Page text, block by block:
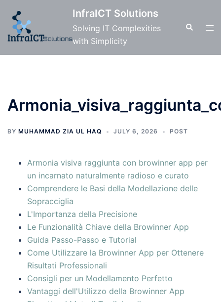
content
InfraICT Solutions
Solving IT Complexities
with Simplicity
Search
BY MUHAMMAD ZIA UL HAQ JULY 6, 2026 POST
Armonia visiva raggiunta con browinner app per
un incarnato naturalmente radioso e curato
Comprendere le Basi della Modellazione delle
Sopracciglia
L'Importanza della Precisione
Le Funzionalità Chiave della Browinner App
Guida Passo-Passo e Tutorial
Come Utilizzare la Browinner App per Ottenere
Risultati Professionali
Consigli per un Modellamento Perfetto
Vantaggi dell'Utilizzo della Browinner App